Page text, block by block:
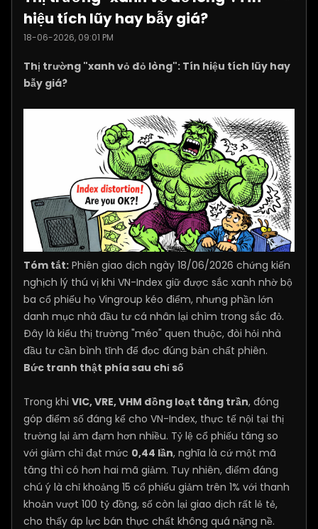
hiệu tích lũy hay bẫy giá?
18-06-2026, 09:01 PM
Thị trường "xanh vỏ đỏ lòng": Tín hiệu tích lũy hay
bẫy giá?
Tóm tắt: Phiên giao dịch ngày 18/06/2026 chứng kiến
nghịch lý thú vị khi VN-Index giữ được sắc xanh nhờ bộ
ba cổ phiếu họ Vingroup kéo điểm, nhưng phần lớn
danh mục nhà đầu tư cá nhân lại chìm trong sắc đỏ.
Đây là kiểu thị trường "méo" quen thuộc, đòi hỏi nhà
đầu tư cần bình tĩnh để đọc đúng bản chất phiên.
Bức tranh thật phía sau chỉ số
Trong khi VIC, VRE, VHM đồng loạt tăng trần, đóng
góp điểm số đáng kể cho VN-Index, thực tế nội tại thị
trường lại ảm đạm hơn nhiều. Tỷ lệ cổ phiếu tăng so
với giảm chỉ đạt mức 0,44 lần, nghĩa là cứ một mã
tăng thì có hơn hai mã giảm. Tuy nhiên, điểm đáng
chú ý là chỉ khoảng 15 cổ phiếu giảm trên 1% với thanh
khoản vượt 100 tỷ đồng, số còn lại giao dịch rất lẻ tẻ,
cho thấy áp lực bán thực chất không quá nặng nề.